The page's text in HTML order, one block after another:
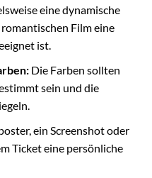
eine dynamische
Film eine
ist.
Die Farben sollten
sein und die
ein Screenshot oder
Ticket eine persönliche